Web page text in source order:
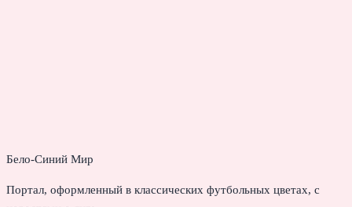
Бело-Синий Мир
Портал, оформленный в классических футбольных цветах, с